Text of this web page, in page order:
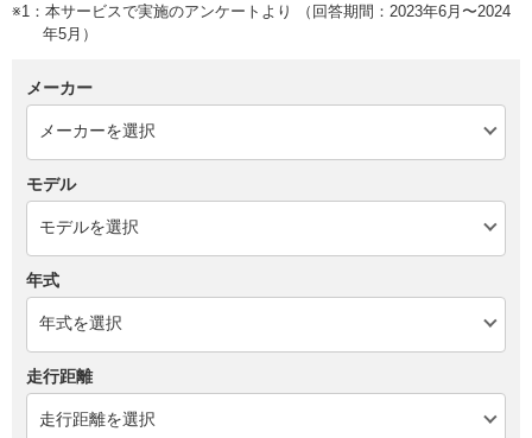
※1：本サービスで実施のアンケートより （回答期間：2023年6月〜2024
年5月）
メーカー
モデル
年式
走行距離